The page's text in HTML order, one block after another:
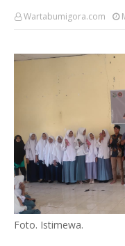
Wartabumigora.com
Foto. Istimewa.